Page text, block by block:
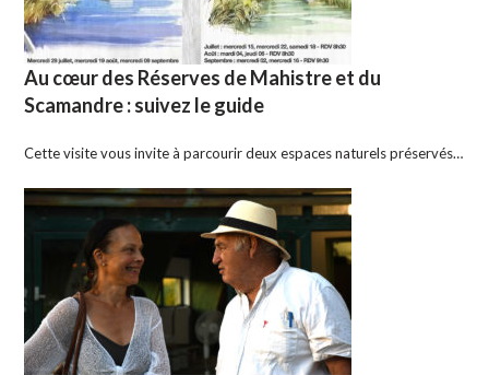
Au cœur des Réserves de Mahistre et du
Scamandre : suivez le guide
Cette visite vous invite à parcourir deux espaces naturels préservés…